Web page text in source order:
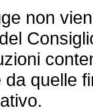
non
quelle